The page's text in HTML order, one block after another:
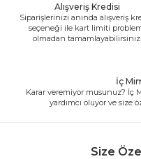
Alışveriş Kredisi
Siparişlerinizi anında alışveriş
seçeneği ile kart limiti
olmadan tamamlayabilirsiniz.
İç
Karar veremiyor musunuz? İç
yardımcı oluyor ve size
Size